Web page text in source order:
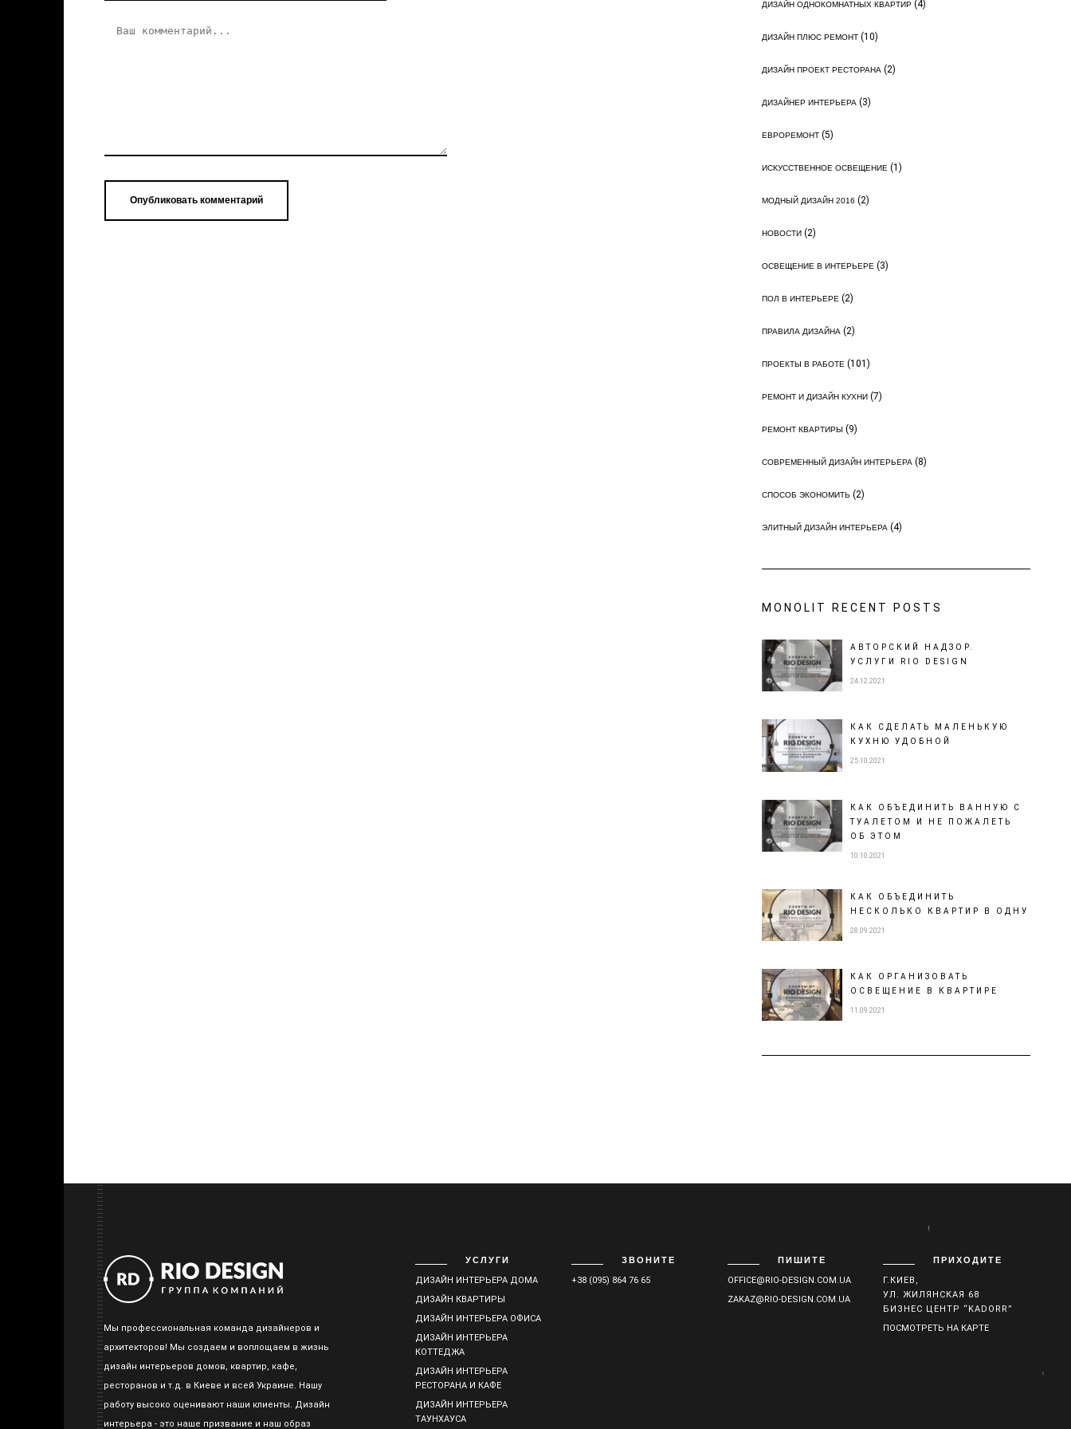
ДИЗАЙН ОДНОКОМНАТНЫХ КВАРТИР(4)
ДИЗАЙН ПЛЮС РЕМОНТ(10)
ДИЗАЙН ПРОЕКТ РЕСТОРАНА(2)
ДИЗАЙНЕР ИНТЕРЬЕРА(3)
ЕВРОРЕМОНТ(5)
ИСКУССТВЕННОЕ ОСВЕЩЕНИЕ(1)
МОДНЫЙ ДИЗАЙН 2016 (2)
НОВОСТИ(2)
ОСВЕЩЕНИЕ В ИНТЕРЬЕРЕ(3)
ПОЛ В ИНТЕРЬЕРЕ(2)
ПРАВИЛА ДИЗАЙНА(2)
ПРОЕКТЫ В РАБОТЕ(101)
РЕМОНТ И ДИЗАЙН КУХНИ(7)
РЕМОНТ КВАРТИРЫ (9)
СОВРЕМЕННЫЙ ДИЗАЙН ИНТЕРЬЕРА(8)
СПОСОБ ЭКОНОМИТЬ (2)
ЭЛИТНЫЙ ДИЗАЙН ИНТЕРЬЕРА(4)
MONOLIT RECENT POSTS
АВТОРСКИЙ НАДЗОР.
УСЛУГИ RIO DESIGN
24.12.2021
КАК СДЕЛАТЬ МАЛЕНЬКУЮ
КУХНЮ УДОБНОЙ
25.10.2021
КАК ОБЪЕДИНИТЬ ВАННУЮ С
ТУАЛЕТОМ И НЕ ПОЖАЛЕТЬ
ОБ ЭТОМ
10.10.2021
КАК ОБЪЕДИНИТЬ
НЕСКОЛЬКО КВАРТИР В ОДНУ
28.09.2021
КАК ОРГАНИЗОВАТЬ
ОСВЕЩЕНИЕ В КВАРТИРЕ
11.09.2021
Мы профессиональная команда дизайнеров и
архитекторов! Мы создаем и воплощаем в жизнь
дизайн интерьеров домов, квартир, кафе,
ресторанов и т.д. в Киеве и всей Украине. Нашу
работу высоко оценивают наши клиенты. Дизайн
интерьера - это наше призвание и наш образ
УСЛУГИ
ДИЗАЙН ИНТЕРЬЕРА ДОМА
ДИЗАЙН КВАРТИРЫ
ДИЗАЙН ИНТЕРЬЕРА ОФИСА
ДИЗАЙН ИНТЕРЬЕРА
КОТТЕДЖА
ДИЗАЙН ИНТЕРЬЕРА
РЕСТОРАНА И КАФЕ
ДИЗАЙН ИНТЕРЬЕРА
ТАУНХАУСА
ЗВОНИТЕ
+38 (095) 864 76 65
ПИШИТЕ
OFFICE@RIO-DESIGN.COM.UA
ZAKAZ@RIO-DESIGN.COM.UA
ПРИХОДИТЕ
Г.КИЕВ,
УЛ. ЖИЛЯНСКАЯ 68
БИЗНЕС ЦЕНТР “KADORR”
ПОСМОТРЕТЬ НА КАРТЕ